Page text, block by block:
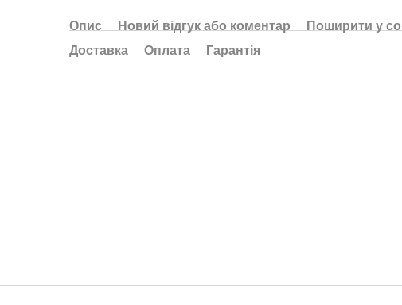
Опис Новий відгук або коментар
Поширити у
Доставка
Оплата Гарантія